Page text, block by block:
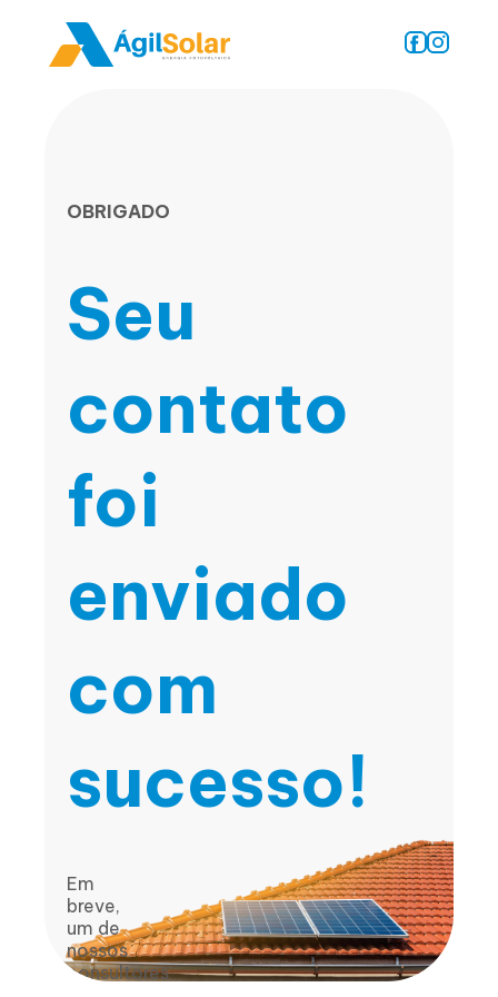
OBRIGADO
Seu
contato
foi
enviado
com
sucesso!
Em
breve,
um de
nossos
consultores